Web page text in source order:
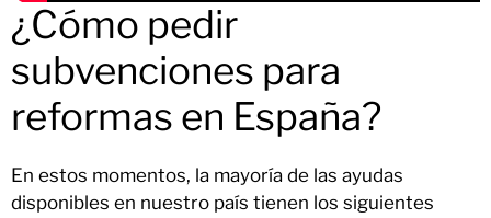
¿Cómo pedir
subvenciones para
reformas en España?
En estos momentos, la mayoría de las ayudas
disponibles en nuestro país tienen los siguientes